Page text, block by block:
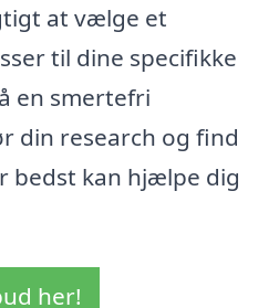
at vælge et
til dine specifikke
en smertefri
din research og find
bedst kan hjælpe dig
her!